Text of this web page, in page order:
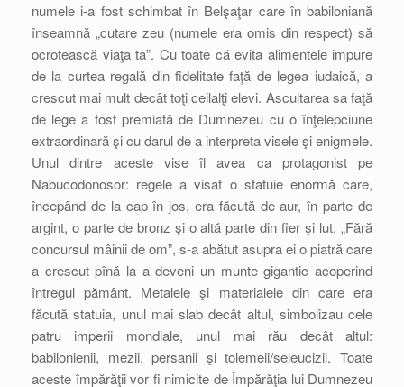
numele i-a fost schimbat în Belşaţar care în babiloniană
înseamnă „cutare zeu (numele era omis din respect) să
ocrotească viaţa ta”. Cu toate că evita alimentele impure
de la curtea regală din fidelitate faţă de legea iudaică, a
crescut mai mult decât toţi ceilalţi elevi. Ascultarea sa faţă
de lege a fost premiată de Dumnezeu cu o înţelepciune
extraordinară şi cu darul de a interpreta visele şi enigmele.
Unul dintre aceste vise îl avea ca protagonist pe
Nabucodonosor: regele a visat o statuie enormă care,
începând de la cap în jos, era făcută de aur, în parte de
argint, o parte de bronz şi o altă parte din fier şi lut. „Fără
concursul mâinii de om”, s-a abătut asupra ei o piatră care
a crescut pînă la a deveni un munte gigantic acoperind
întregul pământ. Metalele şi materialele din care era
făcută statuia, unul mai slab decât altul, simbolizau cele
patru imperii mondiale, unul mai rău decât altul:
babilonienii, mezii, persanii şi tolemeii/seleucizii. Toate
aceste împărăţii vor fi nimicite de Împărăţia lui Dumnezeu